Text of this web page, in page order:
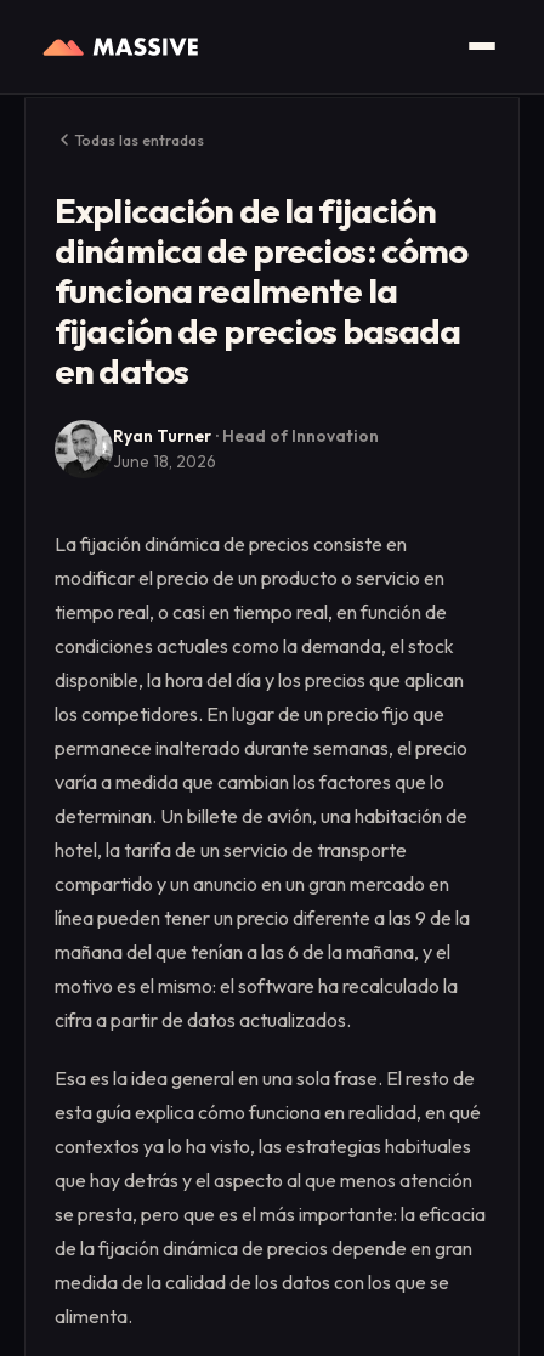
Todas las entradas
Explicación de la fijación
dinámica de precios: cómo
funciona realmente la
fijación de precios basada
en datos
Ryan Turner · Head of Innovation
June 18, 2026
La fijación dinámica de precios consiste en
modificar el precio de un producto o servicio en
tiempo real, o casi en tiempo real, en función de
condiciones actuales como la demanda, el stock
disponible, la hora del día y los precios que aplican
los competidores. En lugar de un precio fijo que
permanece inalterado durante semanas, el precio
varía a medida que cambian los factores que lo
determinan. Un billete de avión, una habitación de
hotel, la tarifa de un servicio de transporte
compartido y un anuncio en un gran mercado en
línea pueden tener un precio diferente a las 9 de la
mañana del que tenían a las 6 de la mañana, y el
motivo es el mismo: el software ha recalculado la
cifra a partir de datos actualizados.
Esa es la idea general en una sola frase. El resto de
esta guía explica cómo funciona en realidad, en qué
contextos ya lo ha visto, las estrategias habituales
que hay detrás y el aspecto al que menos atención
se presta, pero que es el más importante: la eficacia
de la fijación dinámica de precios depende en gran
medida de la calidad de los datos con los que se
alimenta.